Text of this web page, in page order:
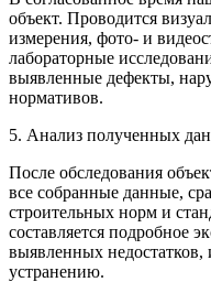
объект. Проводится
измерения, фото- и
лабораторные
выявленные дефекты,
нормативов.
5. Анализ полученных
После обследования
все собранные данные,
строительных норм и
составляется подробное
выявленных
устранению.